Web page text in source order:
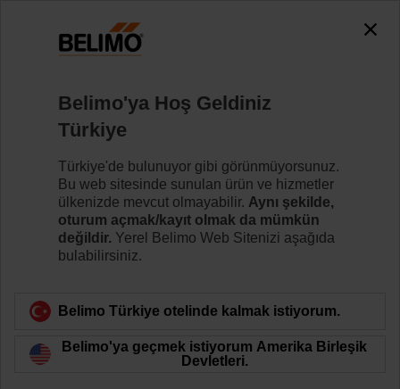
accessing the absolute URL
"https://www.belimo.com/tr/tr_TR/~mgnlArea=outdated~".
https://www.belimo.com/tr/tr_TR/~mgnlArea=outdated~
A-22D-A10
Ürün kategorisine dön
Belimo'ya Hoş Geldiniz
Türkiye
Türkiye'de bulunuyor gibi görünmüyorsunuz.
Bu web sitesinde sunulan ürün ve hizmetler
ülkenizde mevcut olmayabilir. Aynı şekilde,
oturum açmak/kayıt olmak da mümkün
değildir. Yerel Belimo Web Sitenizi aşağıda
bulabilirsiniz.
Belimo Türkiye otelinde kalmak istiyorum.
Belimo'ya geçmek istiyorum Amerika Birleşik
Devletleri.